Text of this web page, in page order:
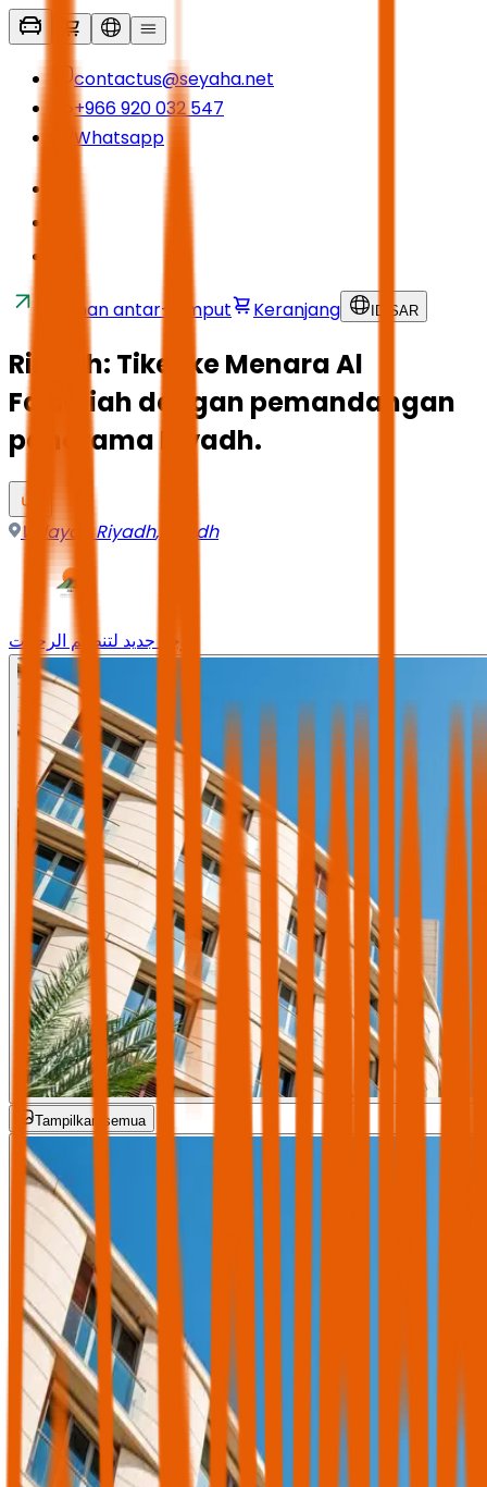
contactus@seyaha.net
+966 920 032 547
Whatsapp
Layanan antar-jemput Keranjang ID SAR
Riyadh: Tiket ke Menara Al
Faisaliah dengan pemandangan
panorama Riyadh.
Wilayah Riyadh, Riyadh
وجه جديد لتنظيم الرحلات
Tampilkan semua